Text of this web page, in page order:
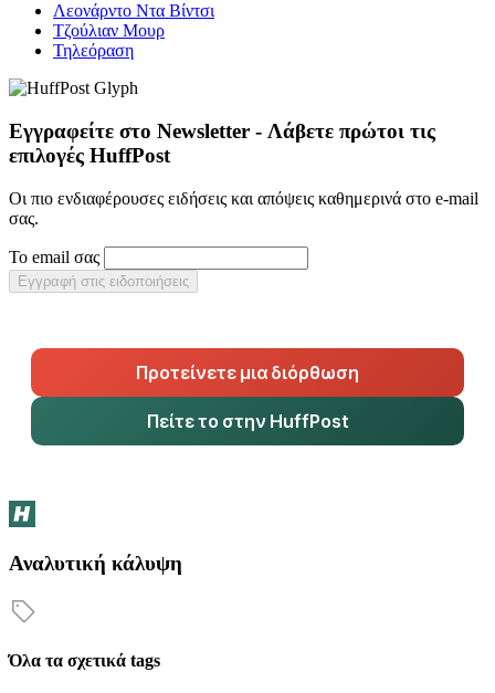
Λεονάρντο Ντα Βίντσι
Τζούλιαν Μουρ
Τηλεόραση
Εγγραφείτε στο Newsletter - Λάβετε πρώτοι τις
επιλογές HuffPost
Οι πιο ενδιαφέρουσες ειδήσεις και απόψεις καθημερινά στο e-mail
σας.
Το email σας
Εγγραφή στις ειδοποιήσεις
Προτείνετε μια διόρθωση
Πείτε το στην HuffPost
Αναλυτική κάλυψη
Όλα τα σχετικά tags